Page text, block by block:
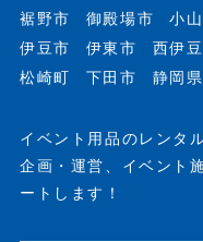
裾野市
御殿場市 小
伊豆市
伊東市 西伊
松崎町
下田市 静岡
イベント用品のレンタ
企画・運営、イベント
ートします！